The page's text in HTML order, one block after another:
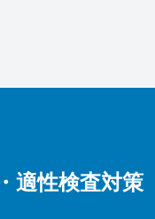
適性検査対策